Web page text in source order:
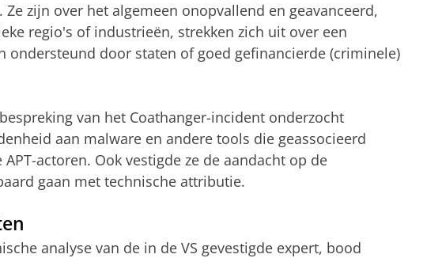
zijn over het algemeen onopvallend en geavanceerd,
regio's of industrieën, strekken zich uit over een
ondersteund door staten of goed gefinancierde (criminele)
van het Coathanger-incident onderzocht
aan malware en andere tools die geassocieerd
actoren. Ook vestigde ze de aandacht op de
gaan met technische attributie.
analyse van de in de VS gevestigde expert, bood